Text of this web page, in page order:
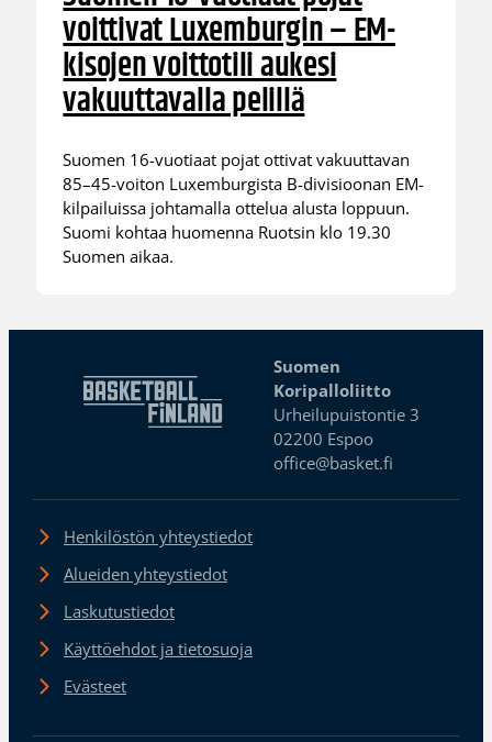
voittivat Luxemburgin – EM-
kisojen voittotili aukesi
vakuuttavalla pelillä
Suomen 16-vuotiaat pojat ottivat vakuuttavan
85–45-voiton Luxemburgista B-divisioonan EM-
kilpailuissa johtamalla ottelua alusta loppuun.
Suomi kohtaa huomenna Ruotsin klo 19.30
Suomen aikaa.
Suomen
Koripalloliitto
Urheilupuistontie 3
02200 Espoo
office@basket.fi
Henkilöstön yhteystiedot
Alueiden yhteystiedot
Laskutustiedot
Käyttöehdot ja tietosuoja
Evästeet